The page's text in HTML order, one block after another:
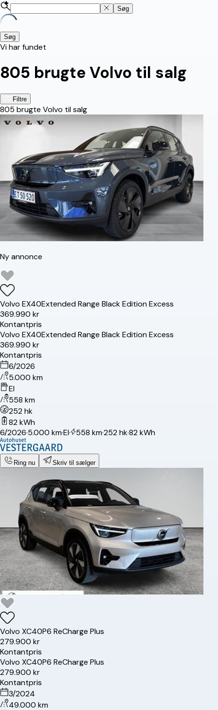
Søg
Søg
Vi har fundet
805 brugte Volvo til salg
Filtre
805 brugte Volvo til salg
Ny annonce
Volvo EX40Extended Range Black Edition Excess
369.990 kr
Kontantpris
Volvo EX40Extended Range Black Edition Excess
369.990 kr
Kontantpris
6/2026
5.000 km
El
558 km
252 hk
82 kWh
6/2026·5.000 km·El· 558 km·252 hk·82 kWh
Ring nu Skriv til sælger
Volvo XC40P6 ReCharge Plus
279.900 kr
Kontantpris
Volvo XC40P6 ReCharge Plus
279.900 kr
Kontantpris
3/2024
49.000 km